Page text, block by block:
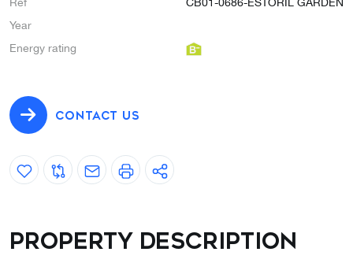
Year
Energy rating
CONTACT US
Property description